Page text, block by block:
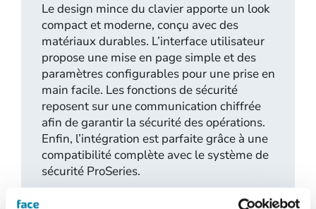
Le design mince du clavier apporte un look
compact et moderne, conçu avec des
matériaux durables. L’interface utilisateur
propose une mise en page simple et des
paramètres configurables pour une prise en
main facile. Les fonctions de sécurité
reposent sur une communication chiffrée
afin de garantir la sécurité des opérations.
Enfin, l’intégration est parfaite grâce à une
compatibilité complète avec le système de
sécurité ProSeries.